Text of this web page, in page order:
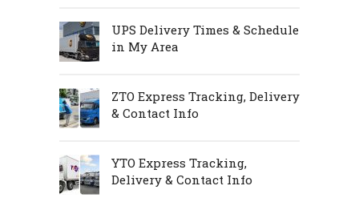
UPS Delivery Times & Schedule
in My Area
ZTO Express Tracking, Delivery
& Contact Info
YTO Express Tracking,
Delivery & Contact Info